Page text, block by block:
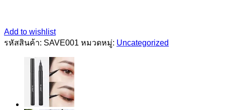
Add to wishlist
รหัสสินค้า: SAVE001 หมวดหมู่: Uncategorized